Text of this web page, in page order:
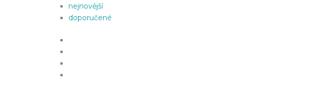
nejnovější
doporučené